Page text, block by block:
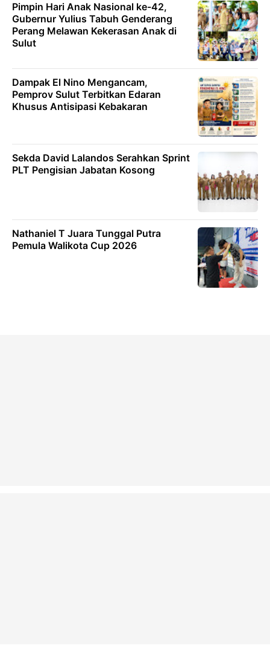
Pimpin Hari Anak Nasional ke-42,
Gubernur Yulius Tabuh Genderang
Perang Melawan Kekerasan Anak di
Sulut
Dampak El Nino Mengancam,
Pemprov Sulut Terbitkan Edaran
Khusus Antisipasi Kebakaran
Sekda David Lalandos Serahkan Sprint
PLT Pengisian Jabatan Kosong
Nathaniel T Juara Tunggal Putra
Pemula Walikota Cup 2026